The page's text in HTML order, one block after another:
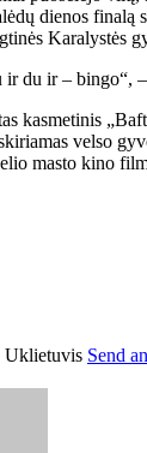
dienos finalą
Karalystės
ir du ir – bingo“,
kasmetinis
velso
masto kino
Uklietuvis Send